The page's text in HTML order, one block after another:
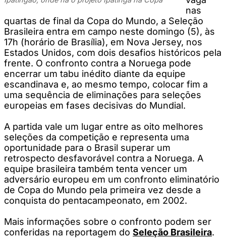
nas
quartas de final da Copa do Mundo, a Seleção
Brasileira entra em campo neste domingo (5), às
17h (horário de Brasília), em Nova Jersey, nos
Estados Unidos, com dois desafios históricos pela
frente. O confronto contra a Noruega pode
encerrar um tabu inédito diante da equipe
escandinava e, ao mesmo tempo, colocar fim a
uma sequência de eliminações para seleções
europeias em fases decisivas do Mundial.
A partida vale um lugar entre as oito melhores
seleções da competição e representa uma
oportunidade para o Brasil superar um
retrospecto desfavorável contra a Noruega. A
equipe brasileira também tenta vencer um
adversário europeu em um confronto eliminatório
de Copa do Mundo pela primeira vez desde a
conquista do pentacampeonato, em 2002.
Mais informações sobre o confronto podem ser
conferidas na reportagem do Seleção Brasileira.